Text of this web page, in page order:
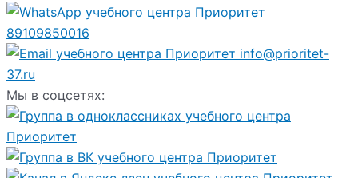
89109850016
info@prioritet-
37.ru
Мы в соцсетях: